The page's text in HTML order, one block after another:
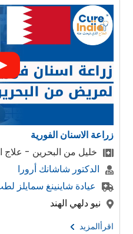
زراعة الاسنان الفورية
خليل من البحرين - علاج
الدكتور شاشانك أرورا
عيادة شاينينغ سمايلز
نيو دلهي الهند
اقرأالمزيد